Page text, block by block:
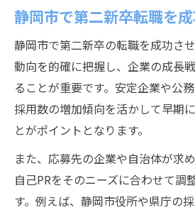
静岡市で第二新卒転職を
静岡市で第二新卒の転職を成功さ
動向を的確に把握し、企業の成長
ることが重要です。安定企業や公
採用数の増加傾向を活かして早期
とがポイントとなります。
また、応募先の企業や自治体が求
自己PRをそのニーズに合わせて調
す。例えば、静岡市役所や県庁の